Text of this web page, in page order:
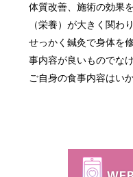
体質改善、施術の効果
（栄養）が大きく関わ
せっかく鍼灸で身体を
事内容が良いものでな
ご自身の食事内容はい